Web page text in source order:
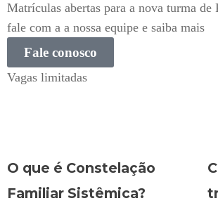
Matrículas abertas para a nova turma de
fale com a a nossa equipe e saiba mais
Fale conosco
Vagas limitadas
O que é Constelação
Familiar Sistêmica?